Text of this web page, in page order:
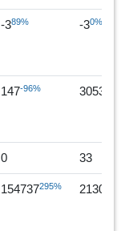
-389% -30%
147-96% 3053
0 33
154737295% 213009